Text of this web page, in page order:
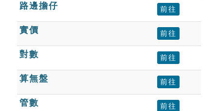
路邊擔仔 前往
實價 前往
對數 前往
算無盤 前往
管數 前往